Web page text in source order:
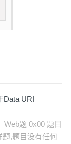
Data URI
题 0x00 题目
题,题目没有任何